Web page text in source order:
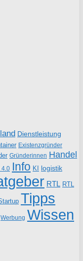
Dienstleistung
Existenzgründer
Gründerinnen Handel
4.0 Info KI logistik
RTL RTL
Tipps
Werbung Wissen